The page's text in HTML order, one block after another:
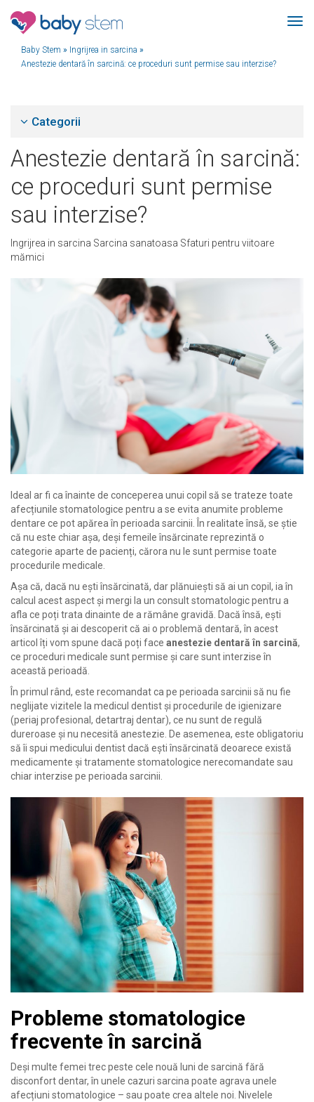
Baby Stem » Ingrijrea in sarcina »
Anestezie dentară în sarcină: ce proceduri sunt permise sau interzise?
Categorii
Anestezie dentară în sarcină:
ce proceduri sunt permise
sau interzise?
Ingrijrea in sarcina Sarcina sanatoasa Sfaturi pentru viitoare
mămici
Ideal ar fi ca înainte de conceperea unui copil să se trateze toate
afecțiunile stomatologice pentru a se evita anumite probleme
dentare ce pot apărea în perioada sarcinii. În realitate însă, se știe
că nu este chiar așa, deși femeile însărcinate reprezintă o
categorie aparte de pacienți, cărora nu le sunt permise toate
procedurile medicale.
Așa că, dacă nu ești însărcinată, dar plănuiești să ai un copil, ia în
calcul acest aspect și mergi la un consult stomatologic pentru a
afla ce poți trata dinainte de a rămâne gravidă. Dacă însă, ești
însărcinată și ai descoperit că ai o problemă dentară, în acest
articol îți vom spune dacă poți face anestezie dentară în sarcină,
ce proceduri medicale sunt permise și care sunt interzise în
această perioadă.
În primul rând, este recomandat ca pe perioada sarcinii să nu fie
neglijate vizitele la medicul dentist și procedurile de igienizare
(periaj profesional, detartraj dentar), ce nu sunt de regulă
dureroase și nu necesită anestezie. De asemenea, este obligatoriu
să îi spui medicului dentist dacă ești însărcinată deoarece există
medicamente și tratamente stomatologice nerecomandate sau
chiar interzise pe perioada sarcinii.
Probleme stomatologice
frecvente în sarcină
Deși multe femei trec peste cele nouă luni de sarcină fără
disconfort dentar, în unele cazuri sarcina poate agrava unele
afecțiuni stomatologice – sau poate crea altele noi. Nivelele